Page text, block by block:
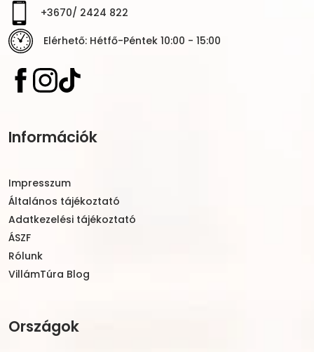
+3670/ 2424 822
Elérhető: Hétfő-Péntek 10:00 - 15:00
Információk
Impresszum
Általános tájékoztató
Adatkezelési tájékoztató
ÁSZF
Rólunk
VillámTúra Blog
Országok